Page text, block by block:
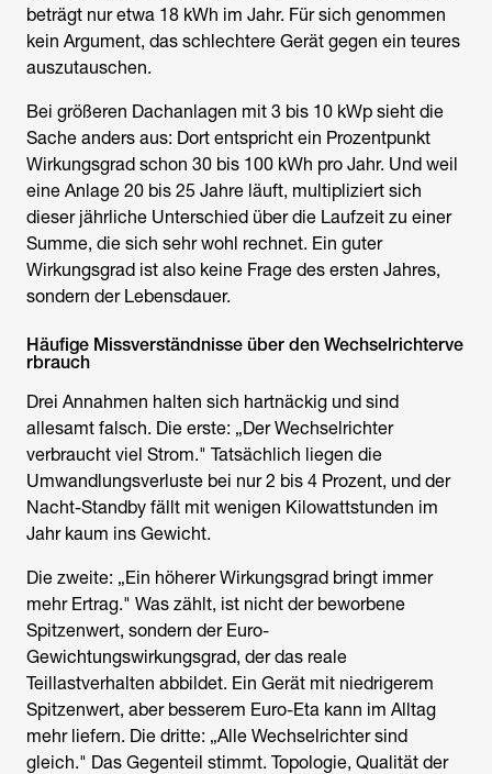
beträgt nur etwa 18 kWh im Jahr. Für sich genommen
kein Argument, das schlechtere Gerät gegen ein teures
auszutauschen.
Bei größeren Dachanlagen mit 3 bis 10 kWp sieht die
Sache anders aus: Dort entspricht ein Prozentpunkt
Wirkungsgrad schon 30 bis 100 kWh pro Jahr. Und weil
eine Anlage 20 bis 25 Jahre läuft, multipliziert sich
dieser jährliche Unterschied über die Laufzeit zu einer
Summe, die sich sehr wohl rechnet. Ein guter
Wirkungsgrad ist also keine Frage des ersten Jahres,
sondern der Lebensdauer.
Häufige Missverständnisse über den Wechselrichterve
rbrauch
Drei Annahmen halten sich hartnäckig und sind
allesamt falsch. Die erste: „Der Wechselrichter
verbraucht viel Strom." Tatsächlich liegen die
Umwandlungsverluste bei nur 2 bis 4 Prozent, und der
Nacht-Standby fällt mit wenigen Kilowattstunden im
Jahr kaum ins Gewicht.
Die zweite: „Ein höherer Wirkungsgrad bringt immer
mehr Ertrag." Was zählt, ist nicht der beworbene
Spitzenwert, sondern der Euro-
Gewichtungswirkungsgrad, der das reale
Teillastverhalten abbildet. Ein Gerät mit niedrigerem
Spitzenwert, aber besserem Euro-Eta kann im Alltag
mehr liefern. Die dritte: „Alle Wechselrichter sind
gleich." Das Gegenteil stimmt. Topologie, Qualität der